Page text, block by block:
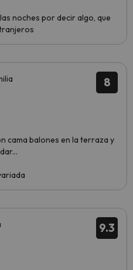
noches por decir algo, que
8
cama balones en la terraza y
9.3